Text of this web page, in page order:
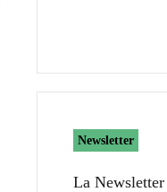
Newsletter
La